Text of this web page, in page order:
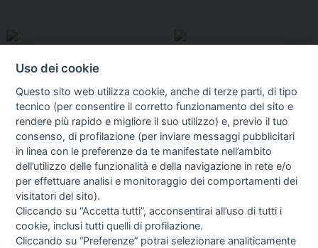
I libri Vedi tutti
Uso dei cookie
Questo sito web utilizza cookie, anche di terze parti, di tipo
tecnico (per consentire il corretto funzionamento del sito e
rendere più rapido e migliore il suo utilizzo) e, previo il tuo
consenso, di profilazione (per inviare messaggi pubblicitari
in linea con le preferenze da te manifestate nell’ambito
dell’utilizzo delle funzionalità e della navigazione in rete e/o
per effettuare analisi e monitoraggio dei comportamenti dei
visitatori del sito).
Cliccando su “Accetta tutti”, acconsentirai all’uso di tutti i
cookie, inclusi tutti quelli di profilazione.
Cliccando su “Preferenze” potrai selezionare analiticamente